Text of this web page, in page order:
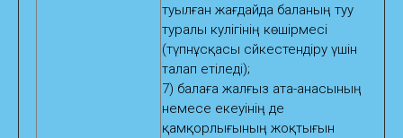
туылған жағдайда баланың туу
туралы куәлігінің көшірмесі
(түпнұсқасы сәйкестендіру үшін
талап етіледі);
7) балаға жалғыз ата-анасының
немесе екеуiнiң де
қамқорлығының жоқтығын